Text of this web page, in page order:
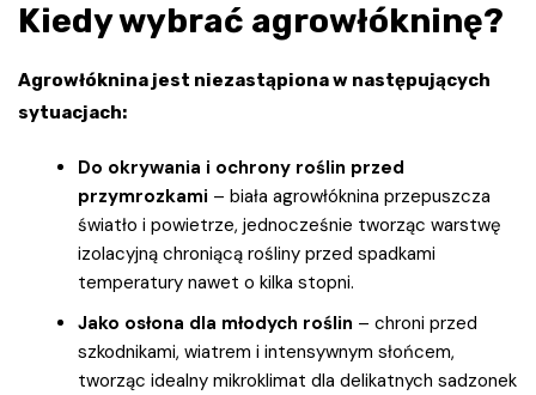
Kiedy wybrać agrowłókninę?
Agrowłóknina jest niezastąpiona w następujących
sytuacjach:
Do okrywania i ochrony roślin przed
przymrozkami – biała agrowłóknina przepuszcza
światło i powietrze, jednocześnie tworząc warstwę
izolacyjną chroniącą rośliny przed spadkami
temperatury nawet o kilka stopni.
Jako osłona dla młodych roślin – chroni przed
szkodnikami, wiatrem i intensywnym słońcem,
tworząc idealny mikroklimat dla delikatnych sadzonek